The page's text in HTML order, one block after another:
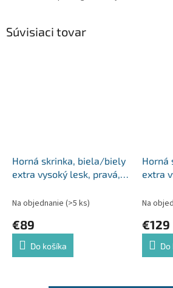
Súvisiaci tovar
Horná skrinka, biela/biely
extra vysoký lesk, pravá,
Na objednanie (>5 ks)
€89
Do košíka
Horná
extra
Na
€129
Do